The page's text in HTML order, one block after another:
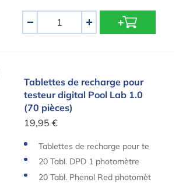
+
recharge pour testeur digital Pool
Tablettes de recharge pour
testeur digital Pool Lab 1.0
(70 pièces)
19,95 €
Tablettes de recharge pour te
steur digital Pool Lab 1.0
20 Tabl. DPD 1 photomètre
20 Tabl. Phenol Red photomèt